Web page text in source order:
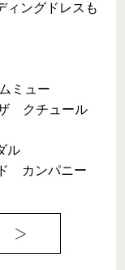
ィングドレスも
ミュー
　クチュール
ル
　カンパニー